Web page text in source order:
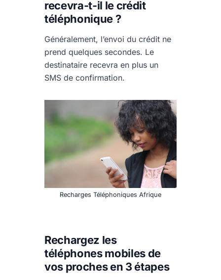
recevra-t-il le crédit
téléphonique ?
Généralement, l’envoi du crédit ne
prend quelques secondes. Le
destinataire recevra en plus un
SMS de confirmation.
Recharges Téléphoniques Afrique
Rechargez les
téléphones mobiles de
vos proches en 3 étapes